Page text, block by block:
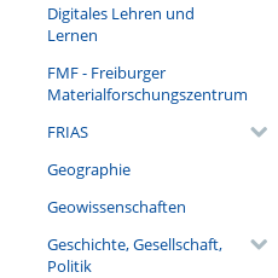
Digitales Lehren und
Lernen
FMF - Freiburger
Materialforschungszentrum
FRIAS
Geographie
Geowissenschaften
Geschichte, Gesellschaft,
Politik